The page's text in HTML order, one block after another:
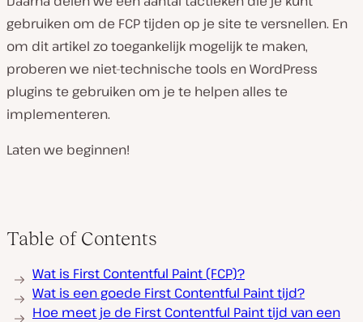
gebruiken om de FCP tijden op je site te versnellen. En
om dit artikel zo toegankelijk mogelijk te maken,
proberen we niet-technische tools en WordPress
plugins te gebruiken om je te helpen alles te
implementeren.
Laten we beginnen!
Table of Contents
Wat is First Contentful Paint (FCP)?
Wat is een goede First Contentful Paint tijd?
Hoe meet je de First Contentful Paint tijd van een